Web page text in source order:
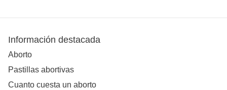
Información destacada
Aborto
Pastillas abortivas
Cuanto cuesta un aborto